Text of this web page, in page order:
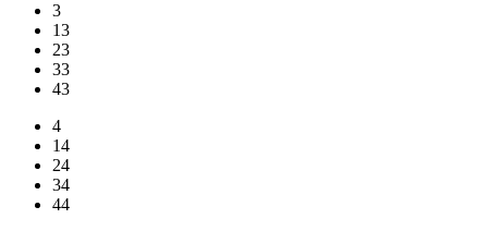
3
13
23
33
43
4
14
24
34
44